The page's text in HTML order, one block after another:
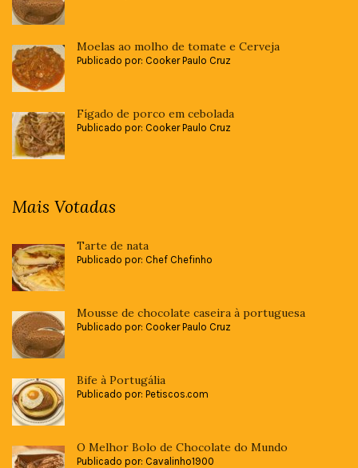
Moelas ao molho de tomate e Cerveja
Publicado por: Cooker Paulo Cruz
Fígado de porco em cebolada
Publicado por: Cooker Paulo Cruz
Mais Votadas
Tarte de nata
Publicado por: Chef Chefinho
Mousse de chocolate caseira à portuguesa
Publicado por: Cooker Paulo Cruz
Bife à Portugália
Publicado por: Petiscos.com
O Melhor Bolo de Chocolate do Mundo
Publicado por: Cavalinho1900